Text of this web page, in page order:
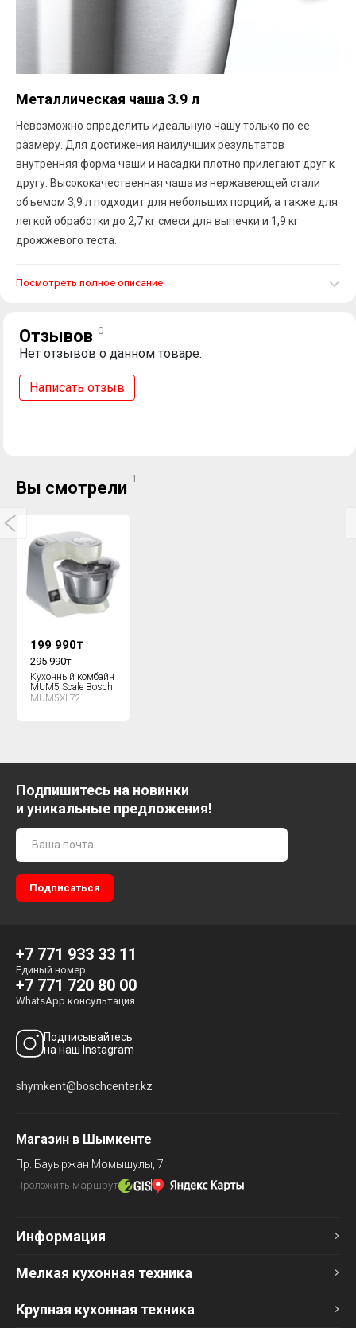
Металлическая чаша 3.9 л
Невозможно определить идеальную чашу только по ее
размеру. Для достижения наилучших результатов
внутренняя форма чаши и насадки плотно прилегают друг к
другу. Высококачественная чаша из нержавеющей стали
объемом 3,9 л подходит для небольших порций, а также для
легкой обработки до 2,7 кг смеси для выпечки и 1,9 кг
дрожжевого теста.
Посмотреть полное описание
Отзывов 0
Нет отзывов о данном товаре.
Написать отзыв
Вы смотрели 1
199 990₸
295 990₸
Кухонный комбайн
MUM5 Scale Bosch
MUM5XL72
Подпишитесь на новинки
и уникальные предложения!
+7 771 933 33 11
Единый номер
+7 771 720 80 00
WhatsApp консультация
Подписывайтесь
на наш Instagram
shymkent@boschcenter.kz
Магазин в Шымкенте
Пр. Бауыржан Момышулы, 7
Проложить маршрут
Информация
Мелкая кухонная техника
Крупная кухонная техника